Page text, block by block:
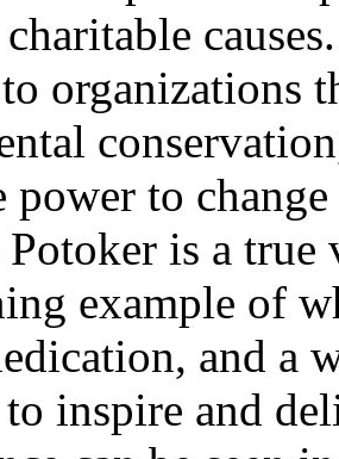
organizations
power to
is a
example of
and a
inspire and